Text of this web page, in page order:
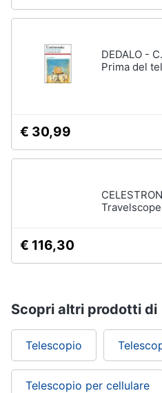
DEDALO -
Prima del
€ 30,99
€ 116,30
Scopri altri prodotti di
Telescopio
Telescopio per cellulare